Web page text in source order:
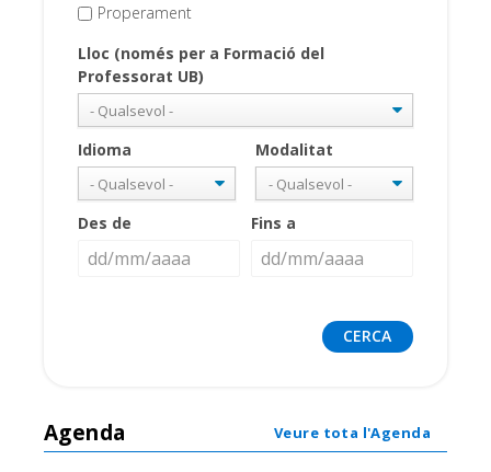
Properament
Lloc (només per a Formació del
Professorat UB)
Idioma Modalitat
Des de Fins a
Agenda Veure tota l'Agenda